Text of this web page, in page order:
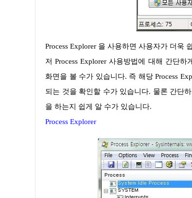
Process Explorer 을 사용하면 사용자가 더욱 쉽게 자신의 컴퓨터에 실행 중인 프로세스 정보를 확인할 수가 있을 것입니다. 먼
저 Process Explorer 사용방법에 대해 간단
화면을 볼 수가 있습니다. 즉 해당 Process
되는 것을 확인할 수가 있습니다. 물론 간단
을 하는지 쉽게 알 수가 있습니다.
Process Explorer